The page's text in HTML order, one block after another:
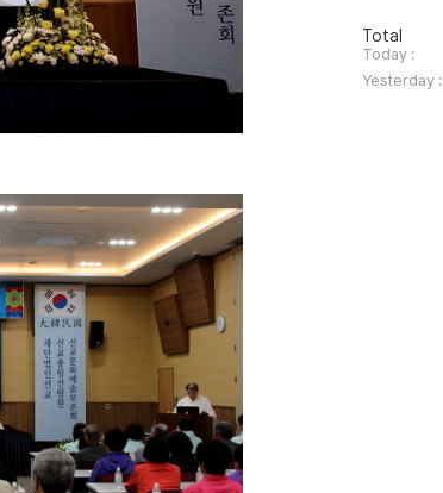
방
문
자
수
Total
Today :
Yesterday :